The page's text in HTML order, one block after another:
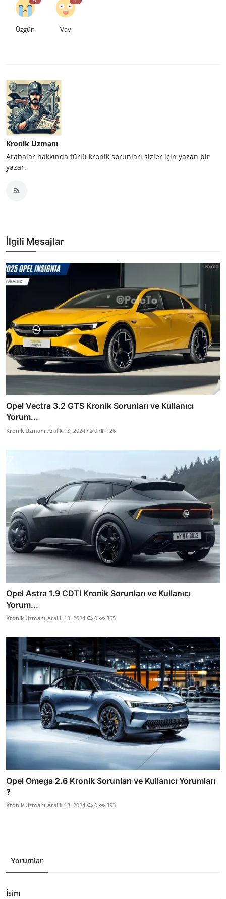
Üzgün Vay
Kronik Uzmanı
Arabalar hakkında türlü kronik sorunları sizler için yazan bir
yazar.
İlgili Mesajlar
Opel Vectra 3.2 GTS Kronik Sorunları ve Kullanıcı
Yorum...
Kronik Uzmanı Aralık 13, 2024 0 126
Opel Astra 1.9 CDTI Kronik Sorunları ve Kullanıcı
Yorum...
Kronik Uzmanı Aralık 13, 2024 0 365
Opel Omega 2.6 Kronik Sorunları ve Kullanıcı Yorumları
?
Kronik Uzmanı Aralık 13, 2024 0 393
Yorumlar
İsim